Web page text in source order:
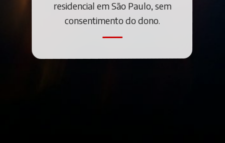
residencial em São Paulo, sem
consentimento do dono.